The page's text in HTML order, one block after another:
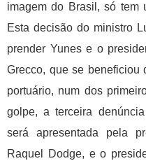
imagem do Brasil, só tem
Esta decisão do ministro
prender Yunes e o
Grecco, que se beneficiou
portuário, num dos
golpe, a terceira
será apresentada pela
Raquel Dodge, e o